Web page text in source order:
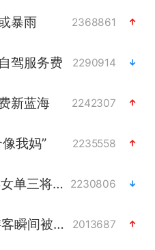
暴雨 2368861
驾服务费 2290914
新蓝海 2242307
我妈” 2235558
WTT横滨冠军赛国乒女单三将晋级四强 2230806
西湖突现狂风暴雨 游客瞬间被浇透 2013687